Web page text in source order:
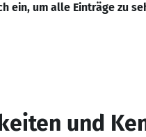
ein, um alle Einträge zu
und